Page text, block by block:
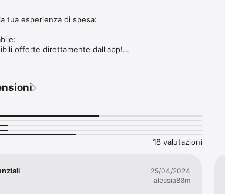
tua esperienza di spesa:
offerte direttamente dall'app!
offerte più vantaggiose e scopri le novità del nostro
la spesa diventa un'esperienza semplice e gratificante.
18 valutazioni
25/04/2024
alessia88m